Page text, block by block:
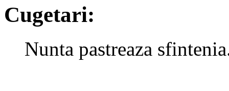
Cugetari:
Nunta pastreaza